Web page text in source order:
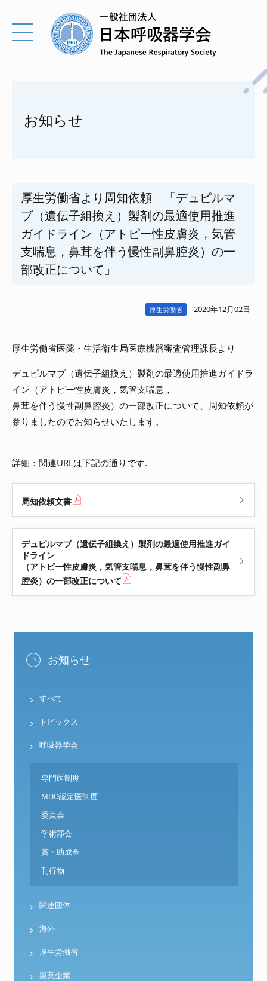
お知らせ
厚生労働省より周知依頼 「デュピルマ
ブ（遺伝子組換え）製剤の最適使用推進
ガイドライン（アトピー性皮膚炎，気管
支喘息，鼻茸を伴う慢性副鼻腔炎）の一
部改正について」
厚生労働省 2020年12月02日
厚生労働省医薬・生活衛生局医療機器審査管理課長より
デュピルマブ（遺伝子組換え）製剤の最適使用推進ガイドラ
イン（アトピー性皮膚炎，気管支喘息，
鼻茸を伴う慢性副鼻腔炎）の一部改正について、周知依頼が
参りましたのでお知らせいたします。
詳細：関連URLは下記の通りです.
周知依頼文書
デュピルマブ（遺伝子組換え）製剤の最適使用推進ガイ
ドライン
（アトピー性皮膚炎，気管支喘息，鼻茸を伴う慢性副鼻
腔炎）の一部改正について
お知らせ
すべて
トピックス
呼吸器学会
専門医制度
MDD認定医制度
委員会
学術部会
賞・助成金
刊行物
関連団体
海外
厚生労働省
製薬企業